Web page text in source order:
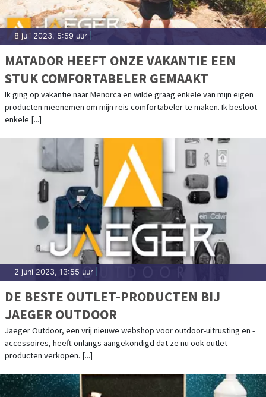
8 juli 2023, 5:59 uur
MATADOR HEEFT ONZE VAKANTIE EEN
STUK COMFORTABELER GEMAAKT
Ik ging op vakantie naar Menorca en wilde graag enkele van mijn eigen
producten meenemen om mijn reis comfortabeler te maken. Ik besloot
enkele [...]
2 juni 2023, 13:55 uur
DE BESTE OUTLET-PRODUCTEN BIJ
JAEGER OUTDOOR
Jaeger Outdoor, een vrij nieuwe webshop voor outdoor-uitrusting en -
accessoires, heeft onlangs aangekondigd dat ze nu ook outlet
producten verkopen. [...]